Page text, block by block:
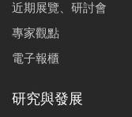
近期展覽、研討會
專家觀點
電子報櫃
研究與發展